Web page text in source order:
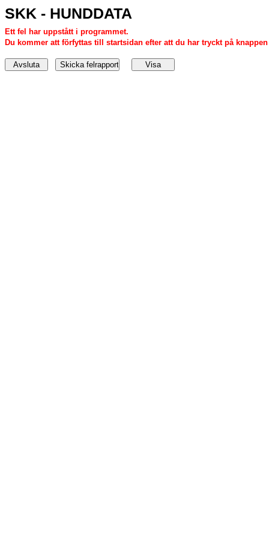
SKK - HUNDDATA
Ett fel har uppstått i programmet.
Du kommer att förfyttas till startsidan efter att du har tryckt på